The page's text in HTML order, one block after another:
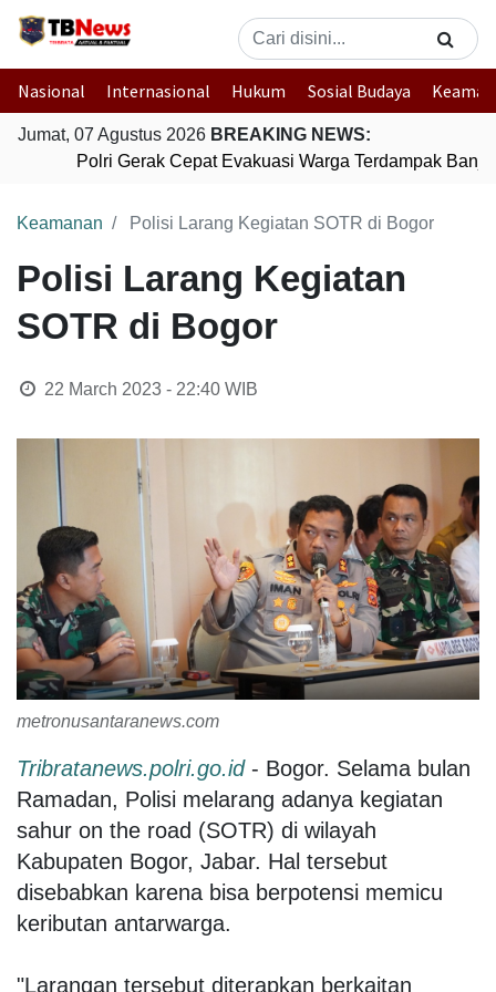
Nasional Internasional Hukum Sosial Budaya
Jumat, 07 Agustus 2026 BREAKING NEWS:
Polri Gerak Cepat Evakuasi Warga Terdampak Banjir
Keamanan Polisi Larang Kegiatan SOTR di Bogor
Polisi Larang Kegiatan
SOTR di Bogor
22 March 2023 - 22:40WIB
metronusantaranews.com
Tribratanews.polri.go.id - Bogor. Selama bulan
Ramadan, Polisi melarang adanya kegiatan
sahur on the road (SOTR) di wilayah
Kabupaten Bogor, Jabar. Hal tersebut
disebabkan karena bisa berpotensi memicu
keributan antarwarga.
"Larangan tersebut diterapkan berkaitan